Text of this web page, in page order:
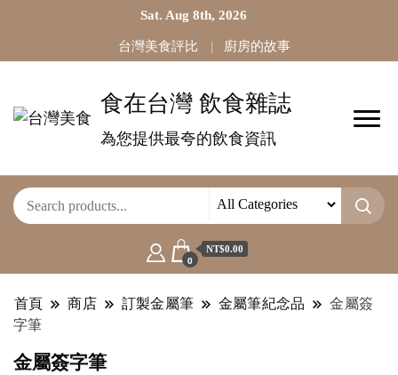
Sat. Aug 8th, 2026
台灣美食評比 廚房的故事
食在台灣 飲食雜誌
為您提供最夸的飲食資訊
0
NT$0.00
首頁 商店 訂製金屬筆 金屬筆紀念品
金屬簽
字筆
金屬簽字筆